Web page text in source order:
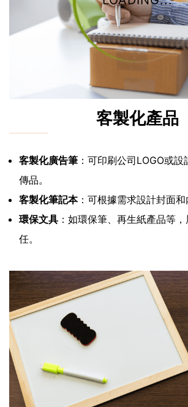
客製化產品
客製化廣告筆 ：可印刷公司LOGO或
傳品。
客製化筆記本：可根據需求設計封面和
環保文具 ：如環保筆、再生紙產品等
任。